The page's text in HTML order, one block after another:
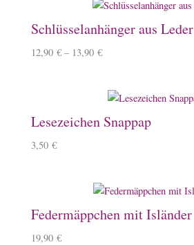
Schlüsselanhänger aus Leder
12,90 € – 13,90 €
Lesezeichen Snappap
3,50 €
Federmäppchen mit Isländer
19,90 €